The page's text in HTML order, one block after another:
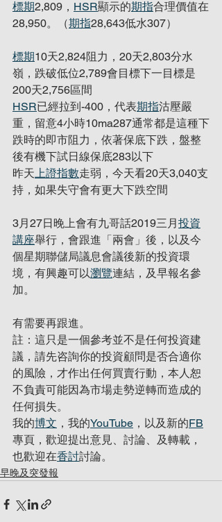
標期2,809， HSR顯示的期指合理價值在
28,950。（期指28,643低水307）
標期10天2,824阻力，20天2,803分水
嶺，跌破低位2,789會目標下一目標是
200天2,756區間
HSR已經拉到-400，代表期指沽壓嚴
重，留意4小時10ma287通常都是這種下
跌時的即市阻力，依著保底下跌，盤整
後有機下試日線保底283以下
昨天上證指數走弱，今天看20天3,040支
持，如果失守會有更大下跌空間
3月27日晚上會有九哥話2019三月投資
講座舉行，會跟進「兩會」後，以及今
個星期聯儲局議息會議後新的投資環
境，有興趣可以瀏覽連結，及早報名參
加。
有需要再跟進。
註：這只是一個參考並不是任何投資建
議，請先咨詢你的投資顧問是否合適你
的風險，才作出任何買賣行動，本人恕
不負責可能因為市場走勢逆轉而造成的
任何損失。
我的博文 ，我的YouTube ，以及新的FB
專頁，歡迎提出意見、討論、及轉載，
也歡迎在香討討論。
早晚及突發報